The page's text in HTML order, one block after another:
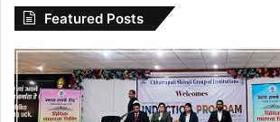
Featured Posts
विधिक
जागरूकता
से
सशक्त